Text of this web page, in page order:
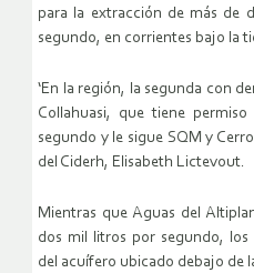
para la extracción de más de
segundo, en corrientes bajo la
‘En la región, la segunda con
Collahuasi, que tiene
segundo y le sigue SQM y
del Ciderh, Elisabeth Lictevout.
Mientras que Aguas del
dos mil litros por segundo, los
del acuífero ubicado debajo de